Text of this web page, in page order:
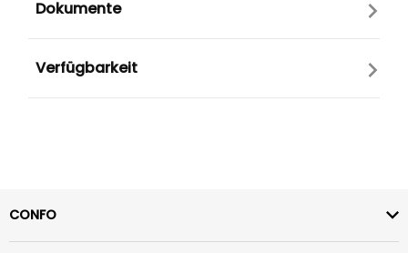
Dokumente
Verfügbarkeit
CONFO